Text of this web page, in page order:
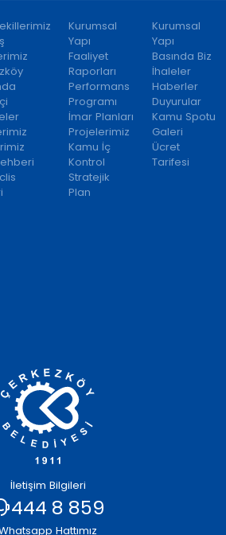
Kurumsal
Yapı
Faaliyet
Raporları
Performans
Programı
İmar Planları
Projelerimiz
Kamu İç
Kontrol
Stratejik
Plan
Kurumsal
Yapı
Basında Biz
İhaleler
Haberler
Duyurular
Kamu Spotu
Galeri
Ücret
Tarifesi
İletişim Bilgileri
444 8 859
Hattımız